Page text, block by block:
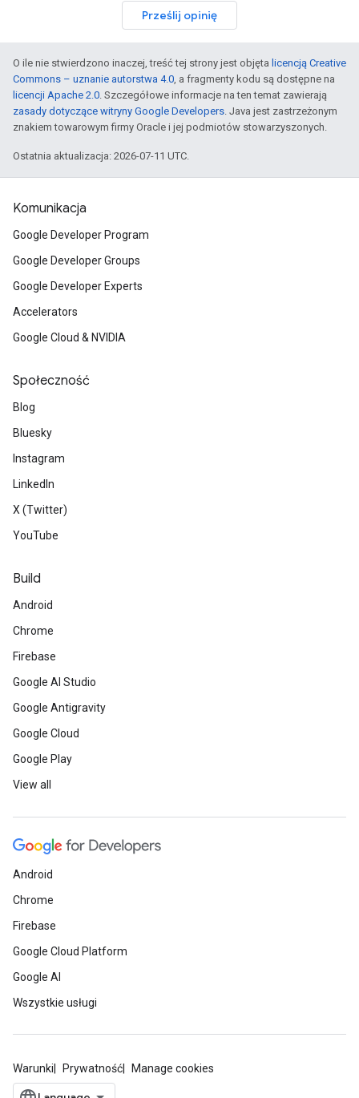
Prześlij opinię
O ile nie stwierdzono inaczej, treść tej strony jest objęta licencją Creative
Commons – uznanie autorstwa 4.0, a fragmenty kodu są dostępne na
licencji Apache 2.0. Szczegółowe informacje na ten temat zawierają
zasady dotyczące witryny Google Developers. Java jest zastrzeżonym
znakiem towarowym firmy Oracle i jej podmiotów stowarzyszonych.
Ostatnia aktualizacja: 2026-07-11 UTC.
Komunikacja
Google Developer Program
Google Developer Groups
Google Developer Experts
Accelerators
Google Cloud & NVIDIA
Społeczność
Blog
Bluesky
Instagram
LinkedIn
X (Twitter)
YouTube
Build
Android
Chrome
Firebase
Google AI Studio
Google Antigravity
Google Cloud
Google Play
View all
Android
Chrome
Firebase
Google Cloud Platform
Google AI
Wszystkie usługi
Warunki Prywatność Manage cookies